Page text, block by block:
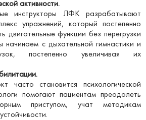
активности.
инструкторы ЛФК разрабатывают
упражнений, который постепенно
двигательные функции без перегрузки
с дыхательной гимнастики и
постепенно увеличивая их
часто становится психологической
помогают пациентам преодолеть
приступом, учат методикам